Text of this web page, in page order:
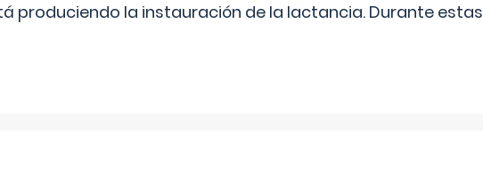
produciendo la instauración de la lactancia. Durante estas